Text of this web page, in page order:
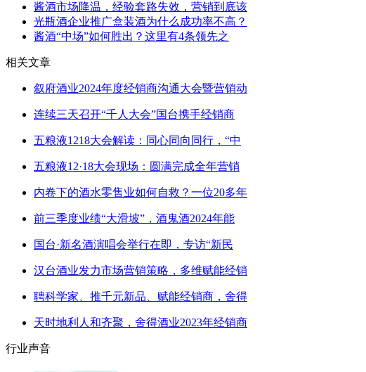
酱酒市场降温，经验套路失效，营销到底该
光瓶酒企业推广盒装酒为什么成功率不高？
酱酒“中场”如何胜出？这里有4条领先之
相关文章
叙府酒业2024年度经销商沟通大会暨营销动
连续三天召开“千人大会”国台携手经销商
五粮液1218大会解读：同心同向同行，“中
五粮液12·18大会现场：圆满完成全年营销
内卷下的酒水零售业如何自救？一位20多年
前三季度业绩“大滑坡”，酒鬼酒2024年能
国台·新名酒演唱会举行在即，专访“新民
汉台酒业发力市场营销策略，多维赋能经销
聘科学家、推千元新品、赋能经销商，舍得
天时地利人和齐聚，舍得酒业2023年经销商
行业声音